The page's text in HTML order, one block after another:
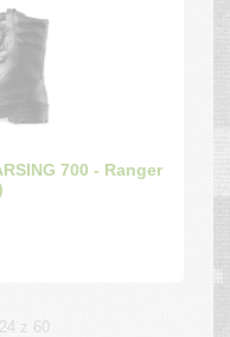
700 - Ranger
z 60